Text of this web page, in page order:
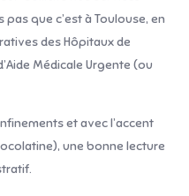
que c’est à Toulouse, en
des Hôpitaux de
Médicale Urgente (ou
et avec l’accent
une bonne lecture